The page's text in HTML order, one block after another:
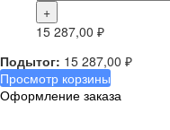
15 287,00 ₽
Подытог: 15 287,00 ₽
Просмотр корзины
Оформление заказа